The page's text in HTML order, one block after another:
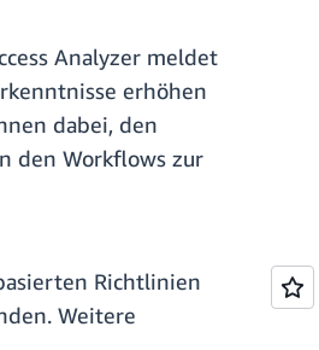
Analyzer meldet
erhöhen
dabei, den
den Workflows zur
Richtlinien
Weitere